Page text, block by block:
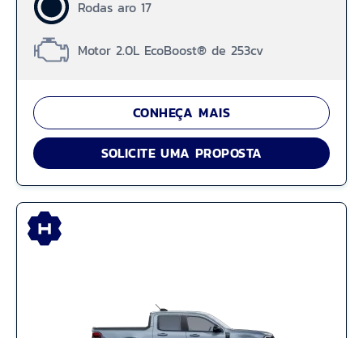
Rodas aro 17
Motor 2.0L EcoBoost® de 253cv
CONHEÇA MAIS
SOLICITE UMA PROPOSTA